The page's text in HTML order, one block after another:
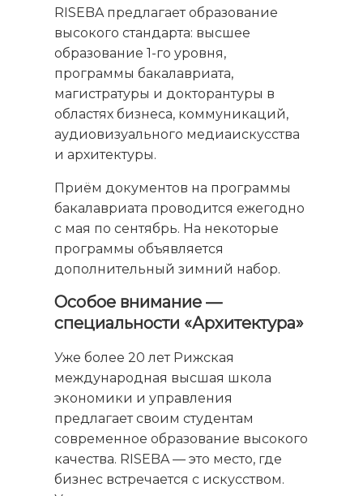
RISEBA предлагает образование
высокого стандарта: высшее
образование 1-го уровня,
программы бакалавриата,
магистратуры и докторантуры в
областях бизнеса, коммуникаций,
аудиовизуального медиаискусства
и архитектуры.
Приём документов на программы
бакалавриата проводится ежегодно
с мая по сентябрь. На некоторые
программы объявляется
дополнительный зимний набор.
Особое внимание —
специальности «Архитектура»
Уже более 20 лет Рижская
международная высшая школа
экономики и управления
предлагает своим студентам
современное образование высокого
качества. RISEBA — это место, где
бизнес встречается с искусством.